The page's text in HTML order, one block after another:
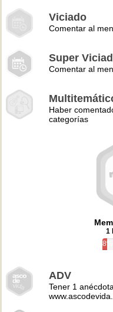
Viciado
Comentar al
Super
Comentar al
Haber
categorías
1
8%
ADV
Tener 1